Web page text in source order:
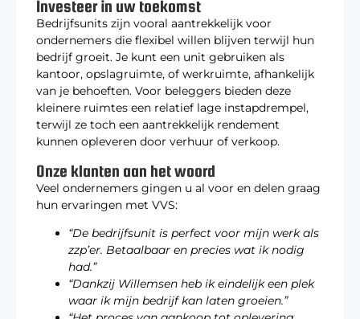
Investeer in uw toekomst
Bedrijfsunits zijn vooral aantrekkelijk voor
ondernemers die flexibel willen blijven terwijl hun
bedrijf groeit. Je kunt een unit gebruiken als
kantoor, opslagruimte, of werkruimte, afhankelijk
van je behoeften. Voor beleggers bieden deze
kleinere ruimtes een relatief lage instapdrempel,
terwijl ze toch een aantrekkelijk rendement
kunnen opleveren door verhuur of verkoop.
Onze klanten aan het woord
Veel ondernemers gingen u al voor en delen graag
hun ervaringen met VVS:
“De bedrijfsunit is perfect voor mijn werk als
zzp’er. Betaalbaar en precies wat ik nodig
had.”
“Dankzij Willemsen heb ik eindelijk een plek
waar ik mijn bedrijf kan laten groeien.”